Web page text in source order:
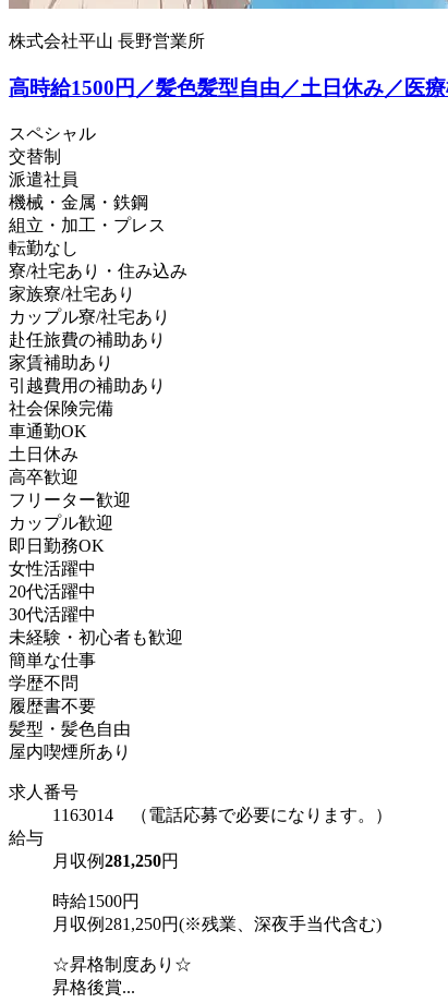
株式会社平山 長野営業所
高時給1500円／髪色髪型自由／土日休み／医
スペシャル
交替制
派遣社員
機械・金属・鉄鋼
組立・加工・プレス
転勤なし
寮/社宅あり・住み込み
家族寮/社宅あり
カップル寮/社宅あり
赴任旅費の補助あり
家賃補助あり
引越費用の補助あり
社会保険完備
車通勤OK
土日休み
高卒歓迎
フリーター歓迎
カップル歓迎
即日勤務OK
女性活躍中
20代活躍中
30代活躍中
未経験・初心者も歓迎
簡単な仕事
学歴不問
履歴書不要
髪型・髪色自由
屋内喫煙所あり
求人番号
1163014 （電話応募で必要になります。）
給与
月収例281,250円
時給1500円
月収例281,250円(※残業、深夜手当代含む)
☆昇格制度あり☆
昇格後賞...